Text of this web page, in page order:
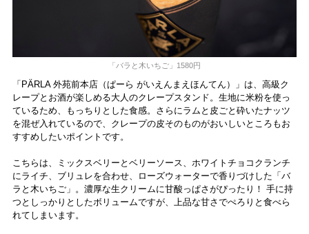
「バラと木いちご」1580円
「PÄRLA 外苑前本店（ぱーら がいえんまえほんてん）」は、高級ク
レープとお酒が楽しめる大人のクレープスタンド。生地に米粉を使っ
ているため、もっちりとした食感。さらにラムと皮ごと砕いたナッツ
を混ぜ入れているので、クレープの皮そのものがおいしいところもお
すすめしたいポイントです。
こちらは、ミックスベリーとベリーソース、ホワイトチョコクランチ
にライチ、ブリュレを合わせ、ローズウォーターで香りづけした「バ
ラと木いちご」。濃厚な生クリームに甘酸っぱさがぴったり！ 手に持
つとしっかりとしたボリュームですが、上品な甘さでぺろりと食べら
れてしまいます。